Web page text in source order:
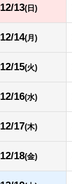
12/13(日)
12/14(月)
12/15(火)
12/16(水)
12/17(木)
12/18(金)